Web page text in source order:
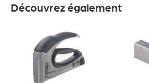
Découvrez également